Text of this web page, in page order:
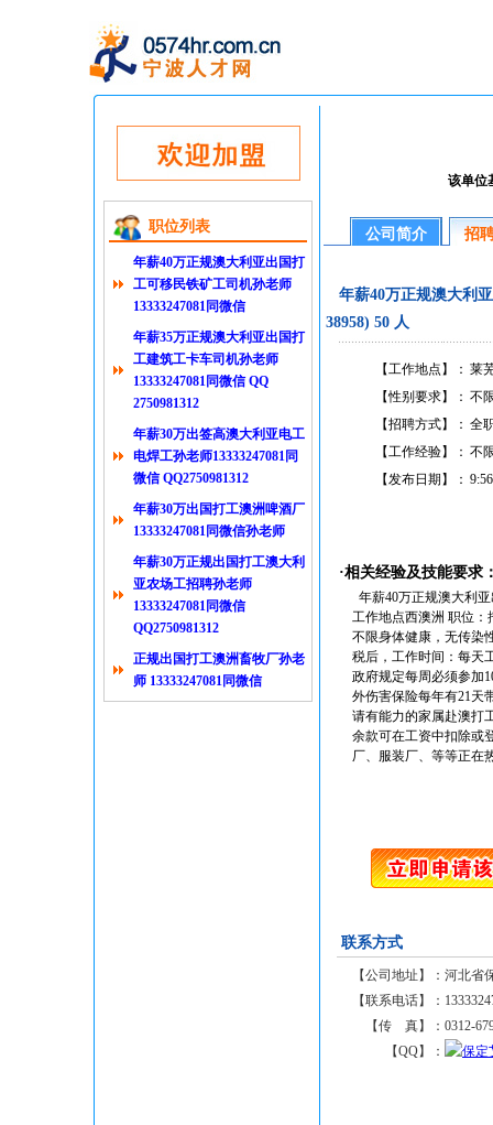
职位列表
年薪40万正规澳大利亚出国打
工可移民铁矿工司机孙老师
13333247081同微信
年薪35万正规澳大利亚出国打
工建筑工卡车司机孙老师
13333247081同微信 QQ
2750981312
年薪30万出签高澳大利亚电工
电焊工孙老师13333247081同
微信 QQ2750981312
年薪30万出国打工澳洲啤酒厂
13333247081同微信孙老师
年薪30万正规出国打工澳大利
亚农场工招聘孙老师
13333247081同微信
QQ2750981312
正规出国打工澳洲畜牧厂孙老
师 13333247081同微信
该单位
公司简介 招
年薪40万正规澳大利
38958) 50 人
【工作地点】： 莱
【性别要求】： 不
【招聘方式】： 全
【工作经验】： 不
【发布日期】：
·相关经验及技能要求
年薪40万正规澳大利
工作地点西澳洲 职位：
不限身体健康，无传染
税后，工作时间：每天
政府规定每周必须参加
外伤害保险每年有21天
请有能力的家属赴澳打
余款可在工资中扣除或
厂、服装厂、等等正在
联系方式
【公司地址】： 河北省
【联系电话】：
【传 真】： 0312-
【QQ】：